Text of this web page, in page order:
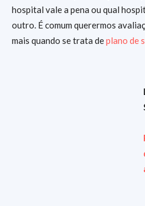
hospital vale a pena ou qual
outro. É comum querermos
mais quando se trata deplano de